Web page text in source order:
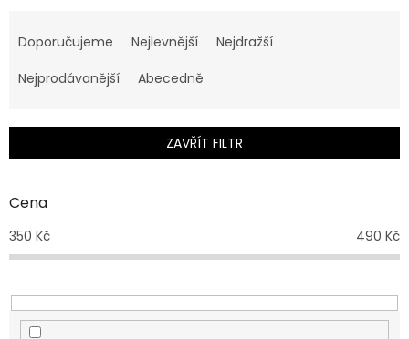
a
e
í
r
d
k
t
Doporučujeme Nejlevnější
Nejdražší
Nejprodávanější
Abecedně
ZAVŘÍT FILTR
Cena
350 Kč 490 Kč